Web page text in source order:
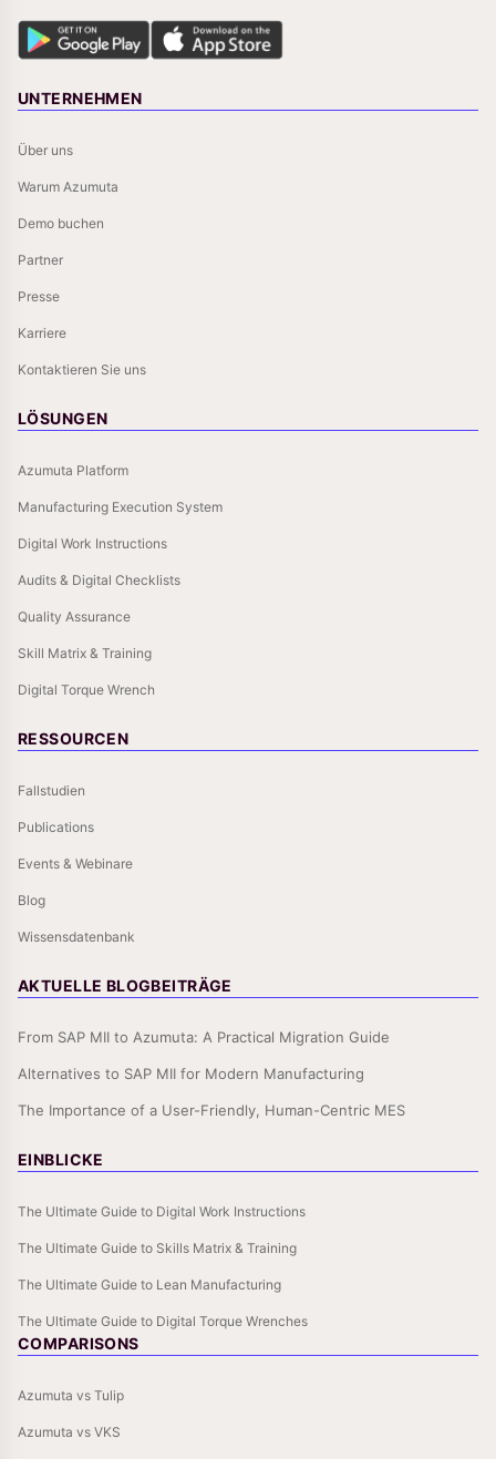
UNTERNEHMEN
Über uns
Warum Azumuta
Demo buchen
Partner
Presse
Karriere
Kontaktieren Sie uns
LÖSUNGEN
Azumuta Platform
Manufacturing Execution System
Digital Work Instructions
Audits & Digital Checklists
Quality Assurance
Skill Matrix & Training
Digital Torque Wrench
RESSOURCEN
Fallstudien
Publications
Events & Webinare
Blog
Wissensdatenbank
AKTUELLE BLOGBEITRÄGE
From SAP MII to Azumuta: A Practical Migration Guide
Alternatives to SAP MII for Modern Manufacturing
The Importance of a User-Friendly, Human-Centric MES
EINBLICKE
The Ultimate Guide to Digital Work Instructions
The Ultimate Guide to Skills Matrix & Training
The Ultimate Guide to Lean Manufacturing
The Ultimate Guide to Digital Torque Wrenches
COMPARISONS
Azumuta vs Tulip
Azumuta vs VKS